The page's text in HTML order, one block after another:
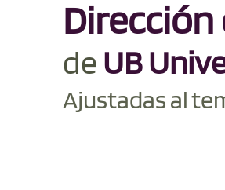
Dirección
de UB
Ajustadas al